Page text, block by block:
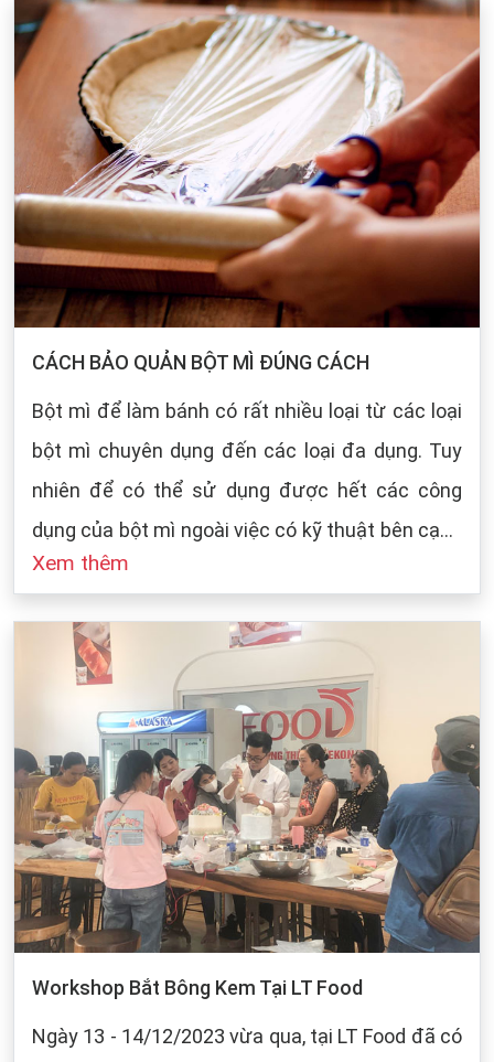
CÁCH BẢO QUẢN BỘT MÌ ĐÚNG CÁCH
Bột mì để làm bánh có rất nhiều loại từ các loại
bột mì chuyên dụng đến các loại đa dụng. Tuy
nhiên để có thể sử dụng được hết các công
dụng của bột mì ngoài việc có kỹ thuật bên cạnh
đó cũng dựa vào sự bảo quản của chúng ta khi
cách bảo quản chung cho các loại bột mì:
Xem thêm
Workshop Bắt Bông Kem Tại LT Food
Ngày 13 - 14/12/2023 vừa qua, tại LT Food đã có